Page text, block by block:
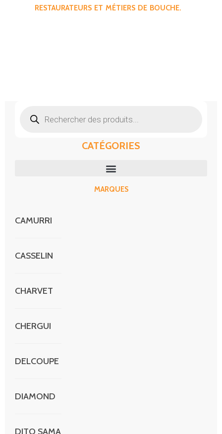
RESTAURATEURS ET MÉTIERS DE BOUCHE.
produits
CATÉGORIES
MARQUES
CAMURRI
CASSELIN
CHARVET
CHERGUI
DELCOUPE
DIAMOND
DITO SAMA